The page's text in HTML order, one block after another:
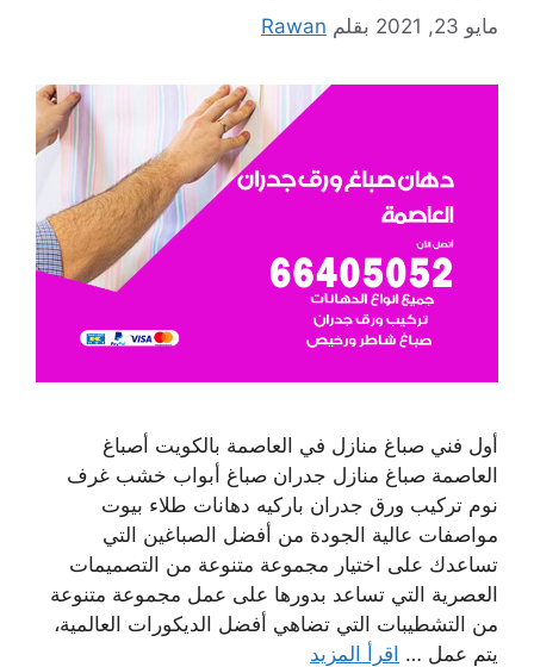
مايو 23, 2021 بقلم Rawan
أول فني صباغ منازل في العاصمة بالكويت أصباغ
العاصمة صباغ منازل جدران صباغ أبواب خشب غرف
نوم تركيب ورق جدران باركيه دهانات طلاء بيوت
مواصفات عالية الجودة من أفضل الصباغين التي
تساعدك على اختيار مجموعة متنوعة من التصميمات
العصرية التي تساعد بدورها على عمل مجموعة متنوعة
من التشطيبات التي تضاهي أفضل الديكورات العالمية،
يتم عمل … اقرأ المزيد